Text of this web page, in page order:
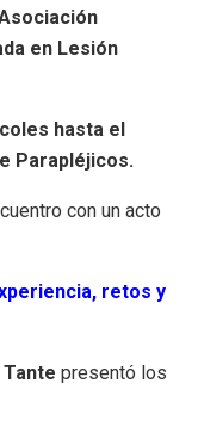
en Lesión
hasta el
Parapléjicos.
con un acto
retos y
presentó los